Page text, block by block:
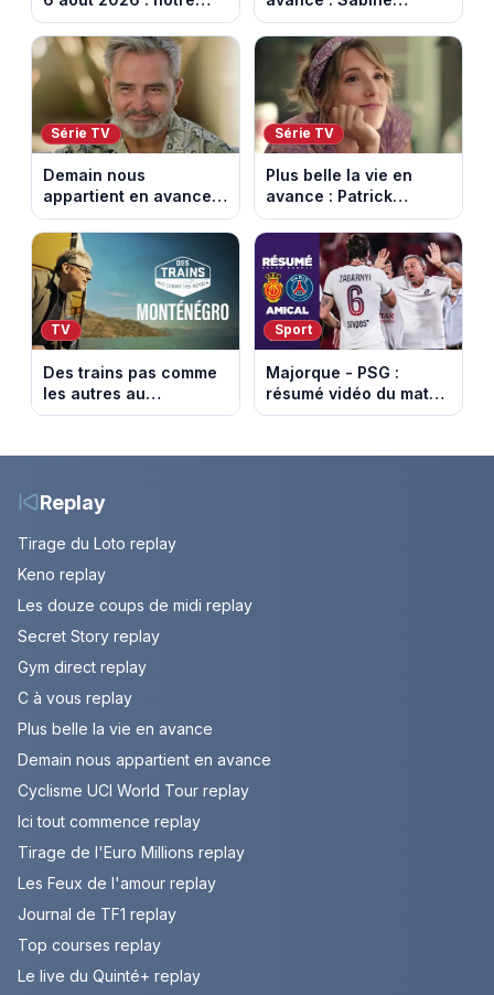
sélection pour votre
soirée télé
menacée par Céleste.
Episode du 7 août
2026 (spoiler).
Série TV
Demain nous
appartient en avance:
Alex révèle son lourd
secret. Episode du 7
août 2026.
Série TV
Plus belle la vie en
avance : Patrick
victime d’un malaise.
Episode du 7 août
2026 (spoiler)
TV
Des trains pas comme
les autres au
Monténégro : Philippe
l’Adriatique
Sport
Majorque - PSG :
résumé vidéo du match
amical du 5 août 2026
Replay
Tirage du Loto replay
Keno replay
Les douze coups de midi replay
Secret Story replay
Gym direct replay
C à vous replay
Plus belle la vie en avance
Demain nous appartient en avance
Cyclisme UCI World Tour replay
Ici tout commence replay
Tirage de l'Euro Millions replay
Les Feux de l'amour replay
Journal de TF1 replay
Top courses replay
Le live du Quinté+ replay